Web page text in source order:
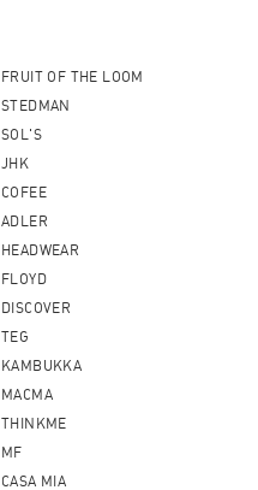
FRUIT OF THE LOOM
STEDMAN
SOL'S
JHK
COFEE
ADLER
HEADWEAR
FLOYD
DISCOVER
TEG
KAMBUKKA
MACMA
THINKME
MF
CASA MIA